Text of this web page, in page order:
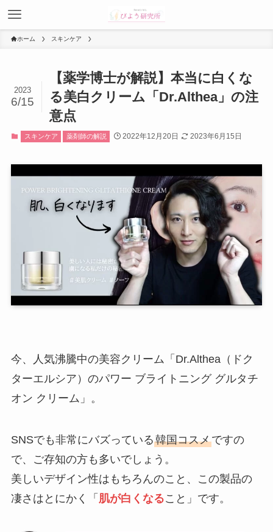
ホーム スキンケア
【薬学博士が解説】本当に白くな
る美白クリーム「Dr.Althea」の注
意点
2023
6/15
スキンケア 薬剤師の解説 2022年12月20日 2023年6月15日
今、人気沸騰中の美容クリーム「Dr.Althea（ドク
ターエルシア）のパワー ブライトニング グルタチ
オン クリーム」。
SNSでも非常にバズっている韓国コスメですの
で、ご存知の方も多いでしょう。
美しいデザイン性はもちろんのこと、この製品の
凄さはとにかく「 肌が白くなること」です。